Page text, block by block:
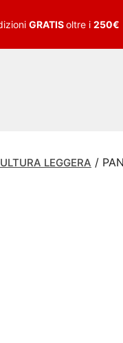
GRATISoltre i 250€
c
LEGGERA /